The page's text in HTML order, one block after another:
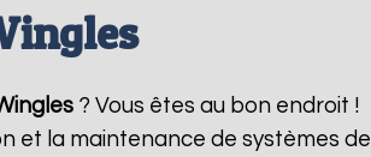
? Vous êtes au bon endroit !
et la maintenance de systèmes de